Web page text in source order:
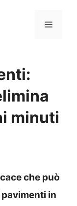
Menu
minuti
che può
in